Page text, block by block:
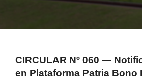
CIRCULAR Nº 060 —
en Plataforma Patria Bono